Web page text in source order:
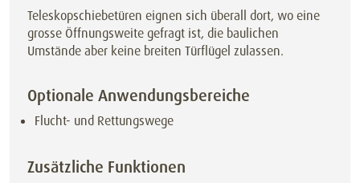
Teleskopschiebetüren eignen sich überall dort, wo eine
grosse Öffnungsweite gefragt ist, die baulichen
Umstände aber keine breiten Türflügel zulassen.
Optionale Anwendungsbereiche
Flucht- und Rettungswege
Zusätzliche Funktionen